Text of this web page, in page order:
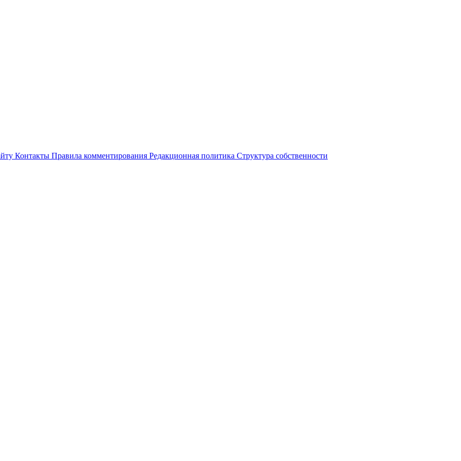
Контакты Правила комментирования Редакционная политика Структура собственности